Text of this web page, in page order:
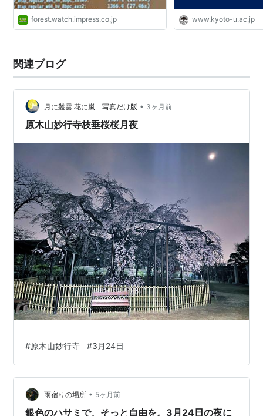
forest.watch.impress.co.jp www.kyoto-u.ac.jp
関連ブログ
月に叢雲 花に嵐 写真だけ版 • 3ヶ月前
原木山妙行寺枝垂桜桜月夜
#原木山妙行寺 #3月24日
雨宿りの場所 • 5ヶ月前
銀色のハサミで、そっと自由を。3月24日の夜に